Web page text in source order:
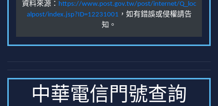
資料來源： https://www.post.gov.tw/post/internet/Q_loc
alpost/index.jsp?ID=12231001 ，如有錯誤或侵權請告
知。
中華電信門號查詢